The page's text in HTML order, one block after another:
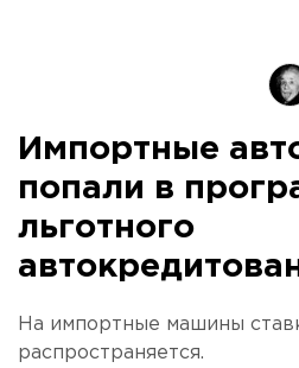
Импортные
попали в
льготного
На импортные машины
распространяется.